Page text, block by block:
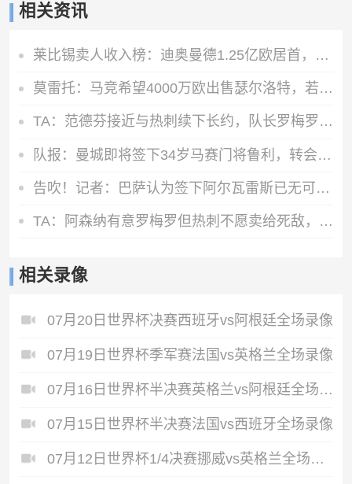
相关资讯
莱比锡卖人收入榜：迪奥曼德1.25亿欧居首，舍什科索博奥尔莫在列
莫雷托：马竞希望4000万欧出售瑟尔洛特，若成功将追逐弗拉霍维奇
TA：范德芬接近与热刺续下长约，队长罗梅罗预计在关窗前离队
队报：曼城即将签下34岁马赛门将鲁利，转会费350万欧元
告吹！记者：巴萨认为签下阿尔瓦雷斯已无可能，正在寻找备选目标
TA：阿森纳有意罗梅罗但热刺不愿卖给死敌，马竞国米是最可能下家
相关录像
07月20日世界杯决赛西班牙vs阿根廷全场录像
07月19日世界杯季军赛法国vs英格兰全场录像
07月16日世界杯半决赛英格兰vs阿根廷全场录像
07月15日世界杯半决赛法国vs西班牙全场录像
07月12日世界杯1/4决赛挪威vs英格兰全场录像